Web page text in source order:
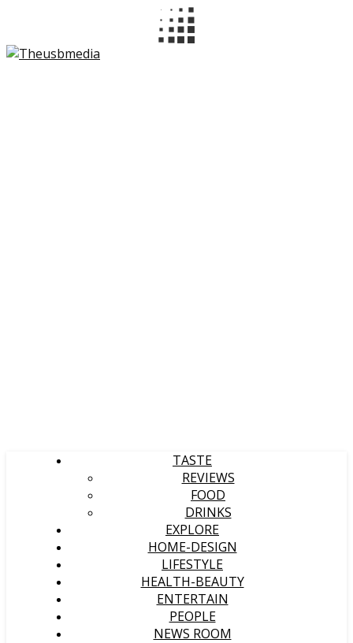
TASTE
REVIEWS
FOOD
DRINKS
EXPLORE
HOME-DESIGN
LIFESTYLE
HEALTH-BEAUTY
ENTERTAIN
PEOPLE
NEWS ROOM